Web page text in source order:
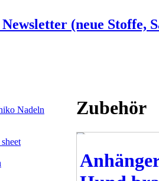
(neue Stoffe,
Nadeln
Zubehör